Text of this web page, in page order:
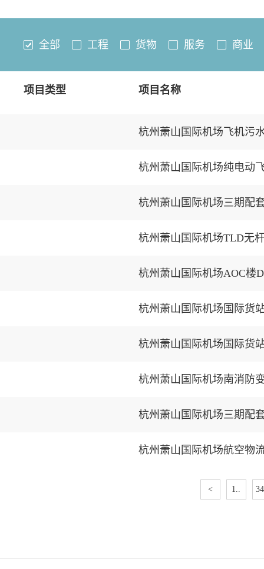
全部 工程 货物 服务 商业
项目类型 项目名称
杭州萧山国际机场飞机污
杭州萧山国际机场纯电动
杭州萧山国际机场TLD无
杭州萧山国际机场AOC楼
杭州萧山国际机场国际货
杭州萧山国际机场国际货
< 1..